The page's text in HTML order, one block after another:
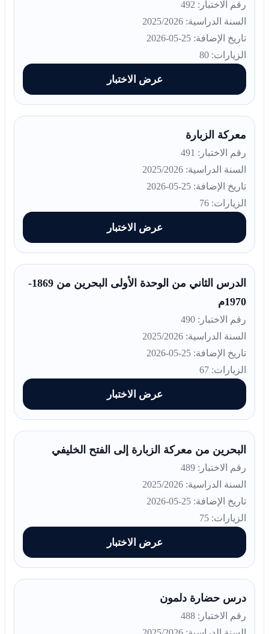
رقم الاختبار: 492
السنة الدراسية: 2025/2026
تاريخ الإضافة: 25-05-2026
الزيارات: 80
عرض الاختبار
معركة الزبارة
رقم الاختبار: 491
السنة الدراسية: 2025/2026
تاريخ الإضافة: 25-05-2026
الزيارات: 76
عرض الاختبار
الدرس الثاني من الوحدة الأولى البحرين من 1869-
1970م
رقم الاختبار: 490
السنة الدراسية: 2025/2026
تاريخ الإضافة: 25-05-2026
الزيارات: 67
عرض الاختبار
البحرين من معركة الزبارة إلى الفتح الخليفي
رقم الاختبار: 489
السنة الدراسية: 2025/2026
تاريخ الإضافة: 25-05-2026
الزيارات: 75
عرض الاختبار
درس حضارة دلمون
رقم الاختبار: 488